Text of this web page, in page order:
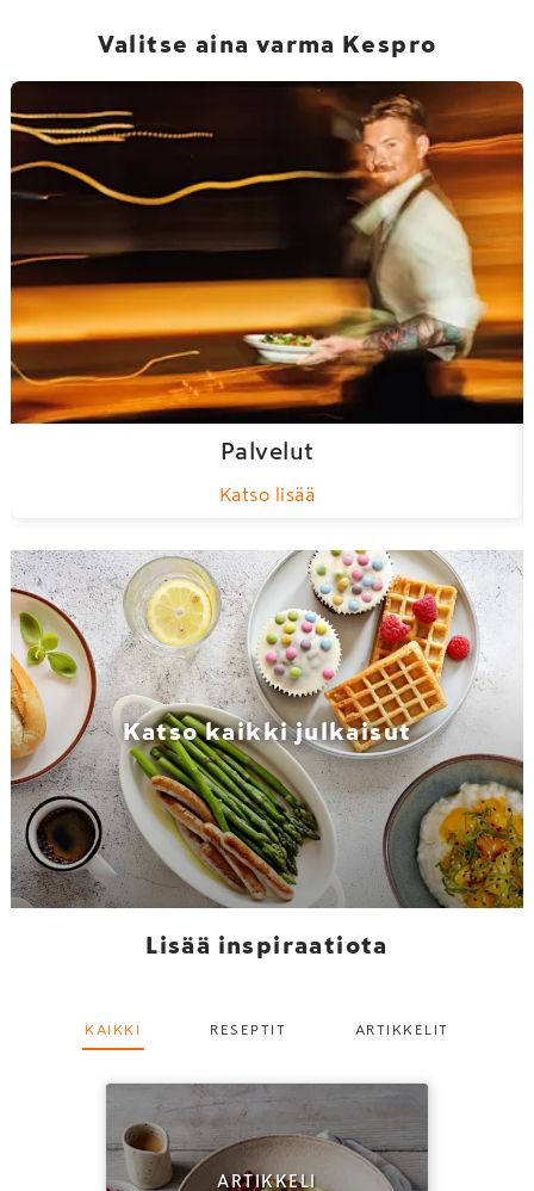
Valitse aina varma Kespro
Palvelut
Katso lisää
Katso kaikki julkaisut
Lisää inspiraatiota
KAIKKI RESEPTIT ARTIKKELIT
ARTIKKELI